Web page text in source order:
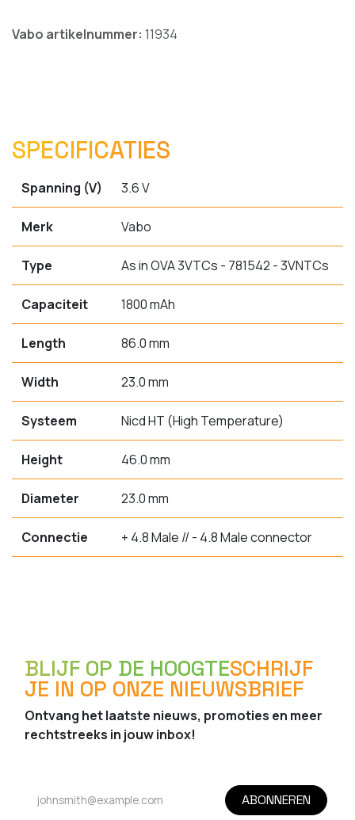
Vabo artikelnummer: 11934
SPECIFICATIES
Spanning (V) 3.6 V
Merk Vabo
Type As in OVA 3VTCs - 781542 - 3VNTCs
Capaciteit 1800 mAh
Length 86.0 mm
Width 23.0 mm
Systeem Nicd HT (High Temperature)
Height 46.0 mm
Diameter 23.0 mm
Connectie + 4.8 Male // - 4.8 Male connector
BLIJF OP DE HOOGTESCHRIJF
JE IN OP ONZE NIEUWSBRIEF
Ontvang het laatste nieuws, promoties en meer
rechtstreeks in jouw inbox!
ABONNEREN